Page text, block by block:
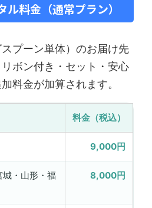
料金（通常プラン）
プーン単体）のお届け先
ボン付き・セット・安心
料金が加算されます。
料金（税込）
9,000円
・山形・福
8,000円